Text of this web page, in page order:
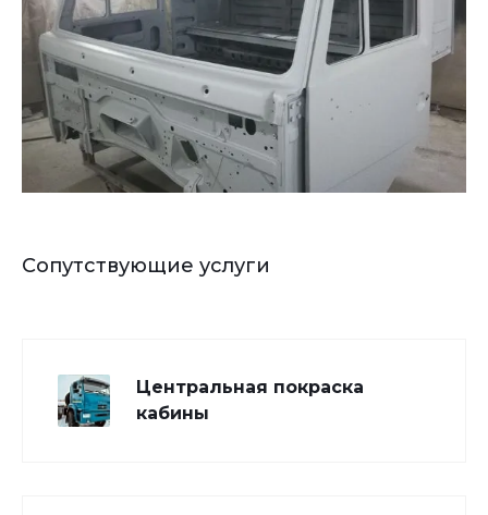
Сопутствующие услуги
Центральная покраска
кабины